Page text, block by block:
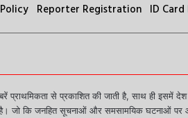
Reporter Registration ID
प्राथमिकता से प्रकाशित की जाती है, साथ ही इसमें
जो कि जनहित सूचनाओं और समसामयिक घटनाओं पर